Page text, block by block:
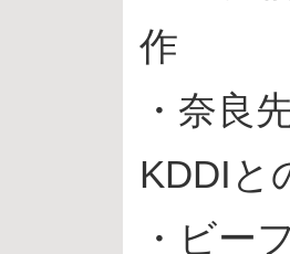
作
・奈良
KDDIと
・ビー